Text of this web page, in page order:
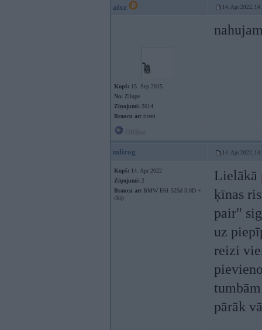
alxz 14. Apr 2022,
Kopš: 15. Sep 2015
No: Zilupe
Ziņojumi: 2614
Braucu ar: riteni
mlirog 14. Apr 2022,
Kopš: 14. Apr 2022
Ziņojumi: 2
Braucu ar: BMW E61 525d 3.0D +
chip
Lielākā
ķīnas
pair"
uz
reizi
pārāk